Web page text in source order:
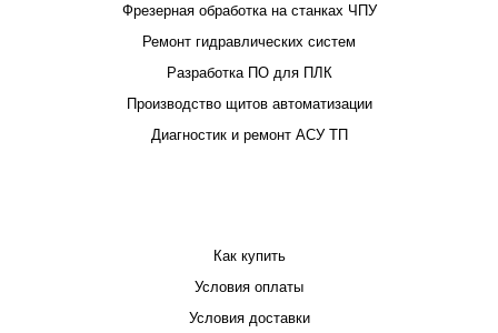
Фрезерная обработка на станках ЧПУ
Ремонт гидравлических систем
Разработка ПО для ПЛК
Производство щитов автоматизации
Диагностик и ремонт АСУ ТП
Как купить
Условия оплаты
Условия доставки